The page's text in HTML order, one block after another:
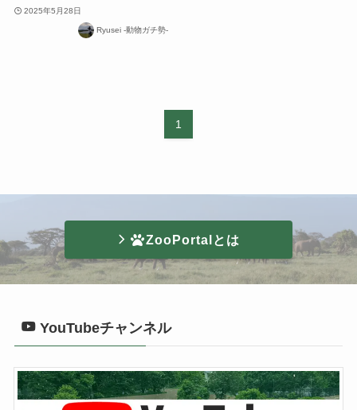
2025年5月28日
Ryusei -動物ガチ勢-
1
ZooPortalとは
YouTubeチャンネル